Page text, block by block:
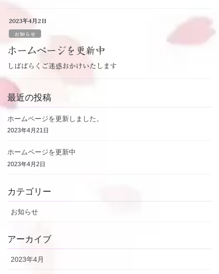
2023年4月2日
お知らせ
ホームページを更新中
しばばらくご迷惑おかけいたします
最近の投稿
ホームページを更新しました。
2023年4月21日
ホームページを更新中
2023年4月2日
カテゴリー
お知らせ
アーカイブ
2023年4月